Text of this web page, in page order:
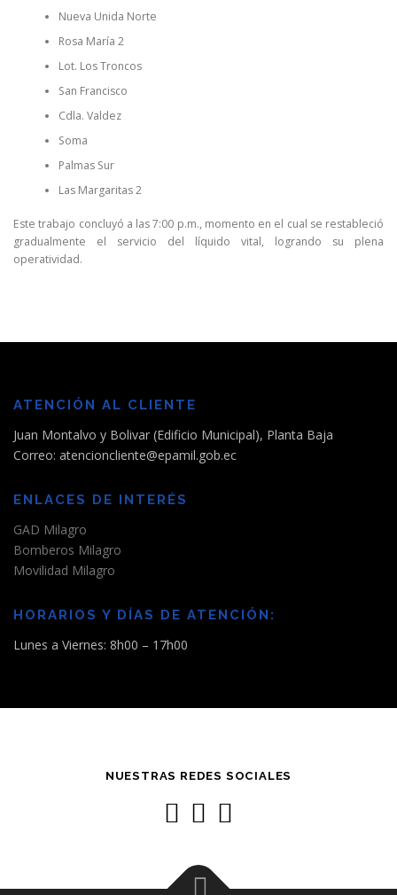
Nueva Unida Norte
Rosa María 2
Lot. Los Troncos
San Francisco
Cdla. Valdez
Soma
Palmas Sur
Las Margaritas 2
Este trabajo concluyó a las 7:00 p.m., momento en el cual se restableció
gradualmente el servicio del líquido vital, logrando su plena
operatividad.
ATENCIÓN AL CLIENTE
Juan Montalvo y Bolivar (Edificio Municipal), Planta Baja
Correo: atencioncliente@epamil.gob.ec
ENLACES DE INTERÉS
GAD Milagro
Bomberos Milagro
Movilidad Milagro
HORARIOS Y DÍAS DE ATENCIÓN:
Lunes a Viernes: 8h00 – 17h00
NUESTRAS REDES SOCIALES